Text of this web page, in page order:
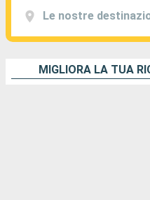
Le nostre
MIGLIORA LA TUA